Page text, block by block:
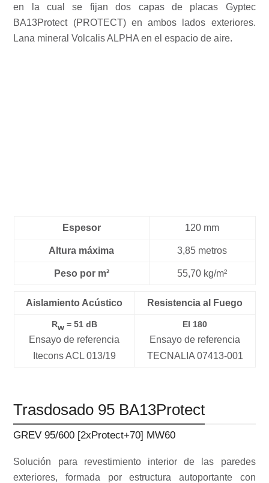
en la cual se fijan dos capas de placas Gyptec
BA13Protect (PROTECT) en ambos lados exteriores.
Lana mineral Volcalis ALPHA en el espacio de aire.
Espesor 120 mm
Altura máxima 3,85 metros
Peso por m² 55,70 kg/m²
Aislamiento Acústico Resistencia al Fuego
Rw= 51 dB
Ensayo de referencia
Itecons ACL 013/19
EI 180
Ensayo de referencia
TECNALIA 07413-001
Trasdosado 95 BA13Protect
GREV 95/600 [2xProtect+70] MW60
Solución para revestimiento interior de las paredes
exteriores, formada por estructura autoportante con